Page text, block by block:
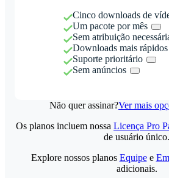
Cinco downloads de
Um pacote por mês
Sem atribuição
Downloads mais rápidos
Suporte prioritário
Sem anúncios
Não quer assinar?Ver mais
Os planos incluem nossa Licença Pro
de usuário único.
Explore nossos planos Equipee
adicionais.